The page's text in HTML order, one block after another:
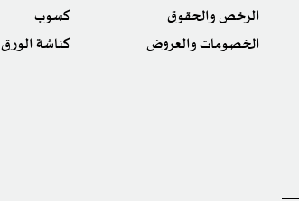
الرخص والحقوق
الخصومات والعروض
كسوب
كناشة الورق